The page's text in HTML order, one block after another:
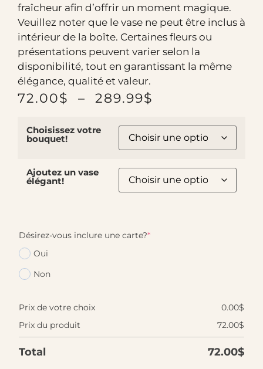
fraîcheur afin d’offrir un moment magique.
Veuillez noter que le vase ne peut être inclus à
intérieur de la boîte. Certaines fleurs ou
présentations peuvent varier selon la
disponibilité, tout en garantissant la même
élégance, qualité et valeur.
72.00$ – 289.99$
Choisissez votre
bouquet!
Ajoutez un vase
élégant!
Désirez-vous inclure une carte?*
Oui
Non
Prix de votre choix 0.00$
Prix du produit
72.00$
Total 72.00$